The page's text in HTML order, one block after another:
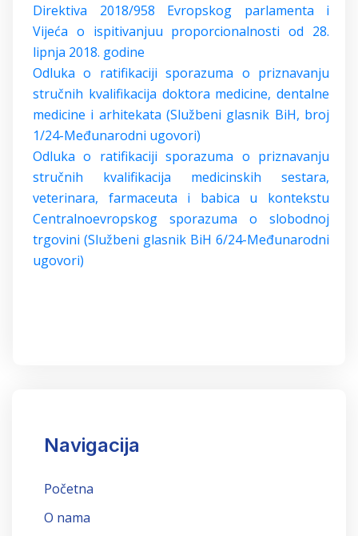
Direktiva 2018/958 Evropskog parlamenta i
Vijeća o ispitivanjuu proporcionalnosti od 28.
lipnja 2018. godine
Odluka o ratifikaciji sporazuma o priznavanju
stručnih kvalifikacija doktora medicine, dentalne
medicine i arhitekata (Službeni glasnik BiH, broj
1/24-Međunarodni ugovori)
Odluka o ratifikaciji sporazuma o priznavanju
stručnih kvalifikacija medicinskih sestara,
veterinara, farmaceuta i babica u kontekstu
Centralnoevropskog sporazuma o slobodnoj
trgovini (Službeni glasnik BiH 6/24-Međunarodni
ugovori)
Navigacija
Početna
O nama